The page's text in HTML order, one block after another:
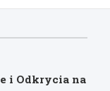
i Odkrycia na